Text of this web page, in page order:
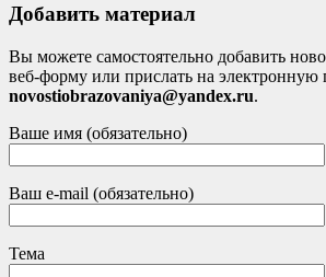
Добавить материал
Вы можете самостоятельно добавить
веб-форму или прислать на электронную
novostiobrazovaniya@yandex.ru.
Ваше имя (обязательно)
Ваш e-mail (обязательно)
Тема